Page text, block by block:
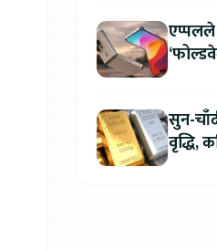
सुन-
वृद्धि,